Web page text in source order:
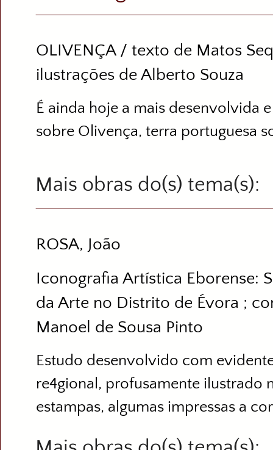
OLIVENÇA / texto de Matos
ilustrações de Alberto Souza
É ainda hoje a mais desenvolvida
sobre Olivença, terra portuguesa
Mais obras do(s)
ROSA, João
Iconografia Artística Eborense:
da Arte no Distrito de Évora ;
Manoel de Sousa Pinto
Estudo desenvolvido com
re4gional, profusamente ilustrado
estampas, algumas impressas a